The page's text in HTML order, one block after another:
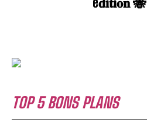
TOP 5 BONS PLANS